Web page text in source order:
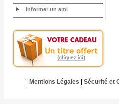
Informer un ami
Mentions Légales Sécurité et